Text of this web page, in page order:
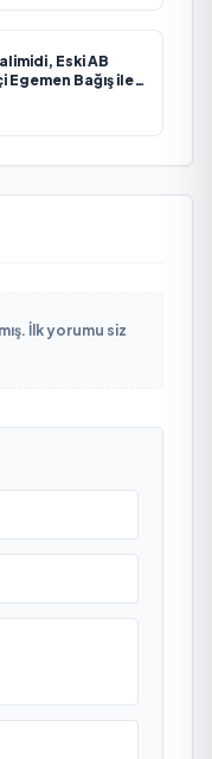
Eski AB
Egemen Bağış ile
İlk yorumu siz